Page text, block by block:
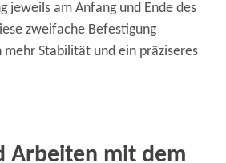
jeweils am Anfang und Ende des
zweifache Befestigung
Stabilität und ein präziseres
Arbeiten mit dem